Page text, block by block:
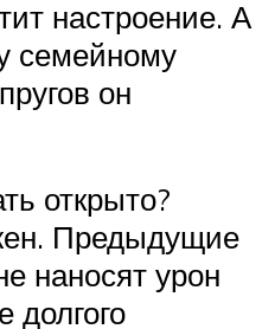
настроение. А
семейному
он
открыто?
Предыдущие
наносят урон
долгого